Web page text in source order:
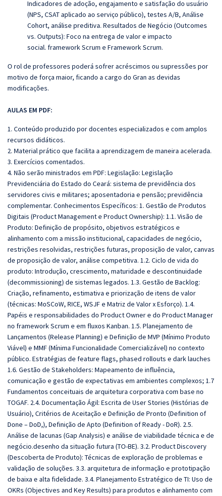
Indicadores de adoção, engajamento e satisfação do usuário
(NPS, CSAT aplicado ao serviço público), testes A/B, Análise
Cohort, análise preditiva. Resultados de Negócio (Outcomes
vs. Outputs): Foco na entrega de valor e impacto
social. framework Scrum e Framework Scrum.
O rol de professores poderá sofrer acréscimos ou supressões por
motivo de força maior, ficando a cargo do Gran as devidas
modificações.
AULAS EM PDF:
1. Conteúdo produzido por docentes especializados e com amplos
recursos didáticos.
2. Material prático que facilita a aprendizagem de maneira acelerada.
3. Exercícios comentados.
4. Não serão ministrados em PDF: Legislação: Legislação
Previdenciária do Estado do Ceará: sistema de previdência dos
servidores civis e militares; aposentadoria e pensão; previdência
complementar. Conhecimentos Específicos: 1. Gestão de Produtos
Digitais (Product Management e Product Ownership): 1.1. Visão de
Produto: Definição de propósito, objetivos estratégicos e
alinhamento com a missão institucional, capacidades de negócio,
restrições resolvidas, restrições futuras, proposição de valor, canvas
de proposição de valor, análise competitiva. 1.2. Ciclo de vida do
produto: Introdução, crescimento, maturidade e descontinuidade
(decommissioning) de sistemas legados. 1.3. Gestão de Backlog:
Criação, refinamento, estimativa e priorização de itens de valor
(técnicas: MoSCoW, RICE, WSJF e Matriz de Valor x Esforço). 1.4.
Papéis e responsabilidades do Product Owner e do Product Manager
no framework Scrum e em fluxos Kanban. 1.5. Planejamento de
Lançamentos (Release Planning) e Definição de MVP (Mínimo Produto
Viável) e MMF (Mínima Funcionalidade Comercializável) no contexto
público. Estratégias de feature flags, phased rollouts e dark lauches
1.6. Gestão de Stakeholders: Mapeamento de influência,
comunicação e gestão de expectativas em ambientes complexos; 1.7
Fundamentos conceituais de arquitetura corporativa com base no
TOGAF. 2.4. Documentação Ágil: Escrita de User Stories (Histórias de
Usuário), Critérios de Aceitação e Definição de Pronto (Definition of
Done – DoD,), Definição de Apto (Definition of Ready - DoR). 2.5.
Análise de lacunas (Gap Analysis) e análise de viabilidade técnica e de
negócio.desenho da situação futura (TO-BE). 3.2. Product Discovery
(Descoberta de Produto): Técnicas de exploração de problemas e
validação de soluções. 3.3. arquitetura de informação e prototipação
de baixa e alta fidelidade. 3.4. Planejamento Estratégico de TI: Uso de
OKRs (Objectives and Key Results) para produtos e alinhamento com